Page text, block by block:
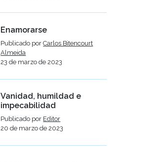
Enamorarse
Publicado porCarlos Bitencourt
Almeida
23 de marzo de 2023
Vanidad, humildad e
impecabilidad
Publicado por Editor
20 de marzo de 2023